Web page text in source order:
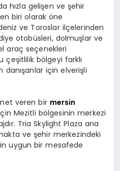
hızla gelişen ve şehir
biri olarak öne
ve Toroslar ilçelerinden
otobüsleri, dolmuşlar ve
araç seçenekleri
çeşitlilik bölgeyi farklı
için elverişli
veren bir mersin
Mezitli bölgesinin merkezi
Tria Skylight Plaza ana
ve şehir merkezindeki
uygun bir mesafede